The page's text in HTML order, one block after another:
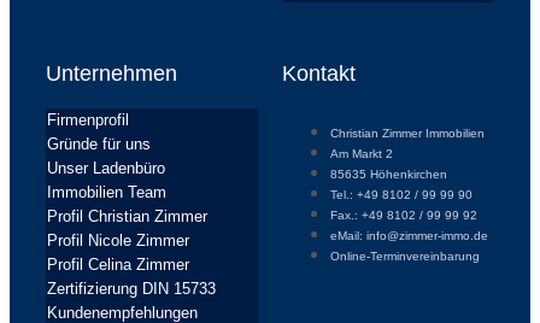
Unternehmen
Firmenprofil
Gründe für uns
Unser Ladenbüro
Immobilien Team
Profil Christian Zimmer
Profil Nicole Zimmer
Profil Celina Zimmer
Zertifizierung DIN 15733
Kundenempfehlungen
Kontakt
Christian Zimmer Immobilien
Am Markt 2
85635 Höhenkirchen
Tel.: +49 8102 / 99 99 90
Fax.: +49 8102 / 99 99 92
eMail: info@zimmer-immo.de
Online-Terminvereinbarung